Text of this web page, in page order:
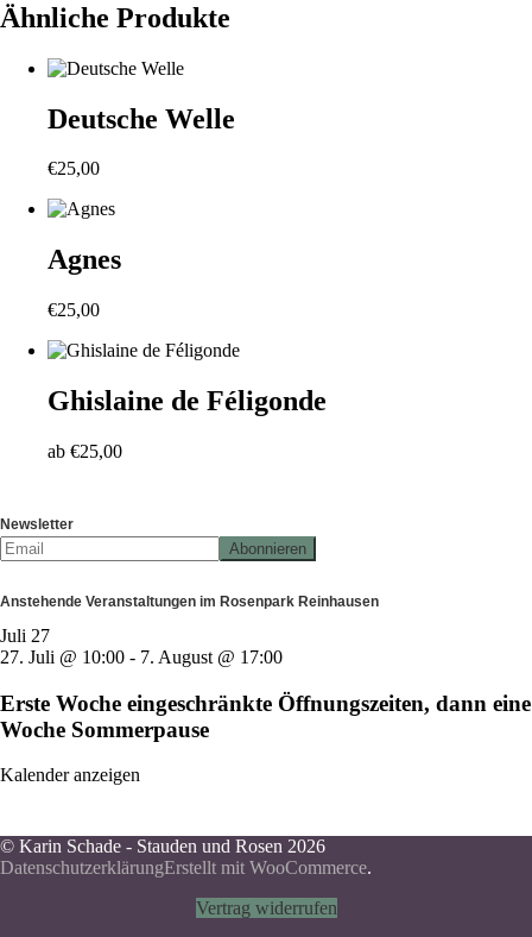
Ähnliche Produkte
Deutsche Welle
€25,00
Agnes
€25,00
Ghislaine de Féligonde
ab €25,00
Newsletter
Anstehende Veranstaltungen im Rosenpark Reinhausen
Juli 27
27. Juli @ 10:00 - 7. August @ 17:00
Erste Woche eingeschränkte Öffnungszeiten, dann eine
Woche Sommerpause
Kalender anzeigen
© Karin Schade - Stauden und Rosen 2026
DatenschutzerklärungErstellt mit WooCommerce.
Vertrag widerrufen